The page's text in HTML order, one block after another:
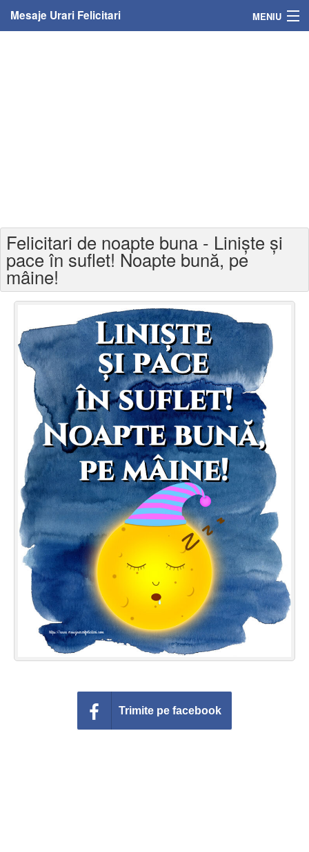
Mesaje Urari Felicitari MENIU
Felicitari varsta
Felicitari zilele anului
Felicitari zile saptamana
Felicitari muzicale
Felicitari muzicale personalizate
Felicitari animate
Invitatii personalizate
Conecteaza-te
Felicitari de noapte buna - Liniște și
pace în suflet! Noapte bună, pe
mâine!
Trimite pe facebook